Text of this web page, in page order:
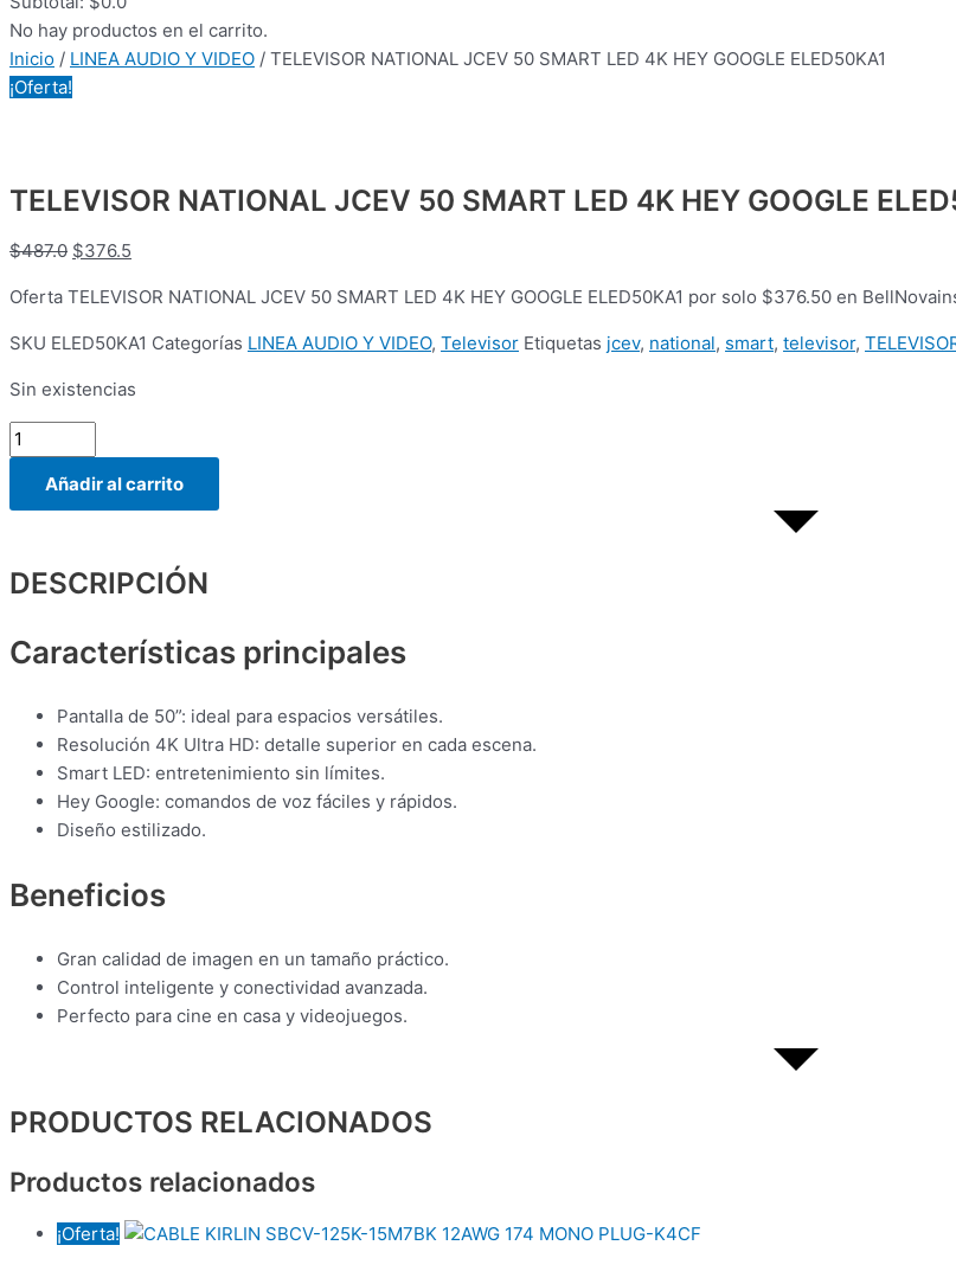
No hay productos en el carrito.
Inicio / LINEA AUDIO Y VIDEO / TELEVISOR NATIONAL JCEV 50 SMART LED 4K HEY GOOGLE ELED50KA1
¡Oferta!
TELEVISOR NATIONAL JCEV 50 SMART LED 4K HEY GOOGLE
$487.0 $376.5
Oferta TELEVISOR NATIONAL JCEV 50 SMART LED 4K HEY GOOGLE ELED50KA1 por solo $376.50 en
SKU ELED50KA1 Categorías LINEA AUDIO Y VIDEO, Televisor Etiquetas jcev, national, smart, televisor,
Sin existencias
Añadir al carrito
DESCRIPCIÓN
Características principales
Pantalla de 50”: ideal para espacios versátiles.
Resolución 4K Ultra HD: detalle superior en cada escena.
Smart LED: entretenimiento sin límites.
Hey Google: comandos de voz fáciles y rápidos.
Diseño estilizado.
Beneficios
Gran calidad de imagen en un tamaño práctico.
Control inteligente y conectividad avanzada.
Perfecto para cine en casa y videojuegos.
PRODUCTOS RELACIONADOS
Productos relacionados
¡Oferta!